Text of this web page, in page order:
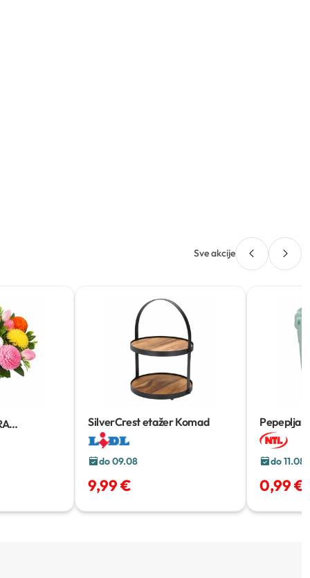
Sve akcije
SilverCrest etažerKomad
do 09.08
9,99 €
do 11.08
0,99 €